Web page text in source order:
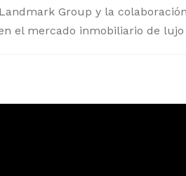
Group y la
el mercado inmobiliario de lujo